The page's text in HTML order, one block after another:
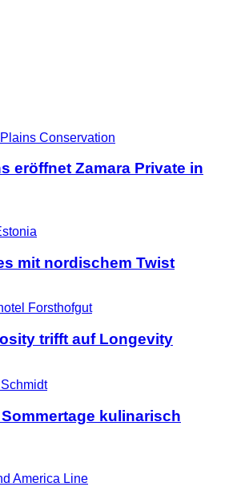
eröffnet Zamara Private in
mit nordischem Twist
trifft auf Longevity
kulinarisch